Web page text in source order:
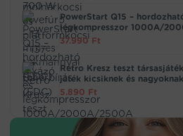
PowerStart Q15 –
légkompresszor 1000A/
37.990 Ft
Retro Kresz teszt
játék kicsiknek és
5.890 Ft